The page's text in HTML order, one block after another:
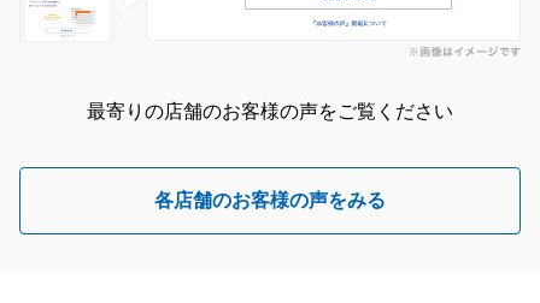
最寄りの店舗のお客様の声をご覧ください
各店舗のお客様の声をみる